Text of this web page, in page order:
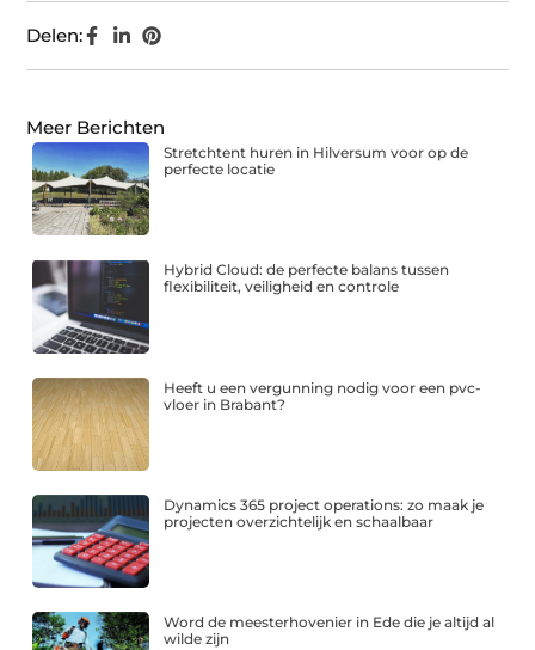
Delen:
Meer Berichten
Stretchtent huren in Hilversum voor op de
perfecte locatie
Hybrid Cloud: de perfecte balans tussen
flexibiliteit, veiligheid en controle
Heeft u een vergunning nodig voor een pvc-
vloer in Brabant?
Dynamics 365 project operations: zo maak je
projecten overzichtelijk en schaalbaar
Word de meesterhovenier in Ede die je altijd al
wilde zijn